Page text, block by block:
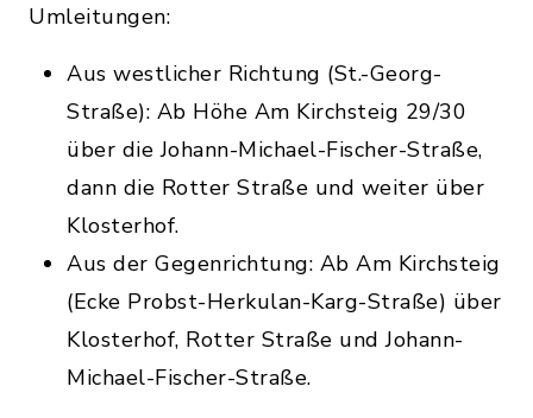
Umleitungen:
Aus westlicher Richtung (St.-Georg-
Straße): Ab Höhe Am Kirchsteig 29/30
über die Johann-Michael-Fischer-Straße,
dann die Rotter Straße und weiter über
Klosterhof.
Aus der Gegenrichtung: Ab Am Kirchsteig
(Ecke Probst-Herkulan-Karg-Straße) über
Klosterhof, Rotter Straße und Johann-
Michael-Fischer-Straße.